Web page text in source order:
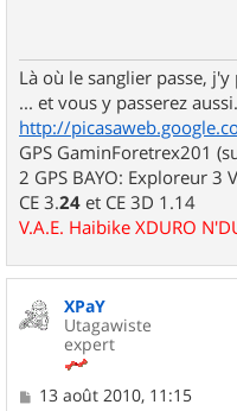
Là où le sanglier passe, j'y
... et vous y passerez
http://
GPS GaminForetrex201
2 GPS BAYO: Exploreur 3
CE 3.24 et CE 3D 1.14
V.A.E. Haibike XDURO
XPaY
Utagawiste
expert
M13 août 2010, 11:15